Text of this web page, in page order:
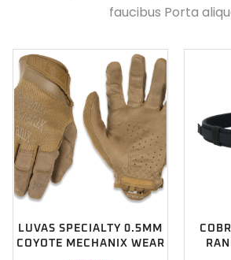
faucibus Porta
LUVAS SPECIALTY 0.5MM
COYOTE MECHANIX WEAR